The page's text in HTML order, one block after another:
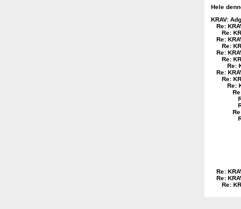
Hele
KRAV:
Re:
Re:
Re:
Re:
Re:
Re:
Re:
Re:
Re:
Re:
Re:
Re:
Re: